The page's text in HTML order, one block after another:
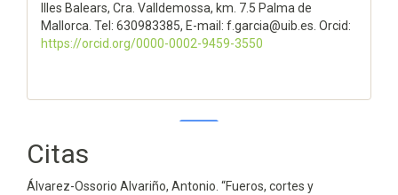
Illes Balears, Cra. Valldemossa, km. 7.5 Palma de
Mallorca. Tel: 630983385, E-mail: f.garcia@uib.es. Orcid:
https://orcid.org/0000-0002-9459-3550
Citas
Álvarez-Ossorio Alvariño, Antonio. “Fueros, cortes y